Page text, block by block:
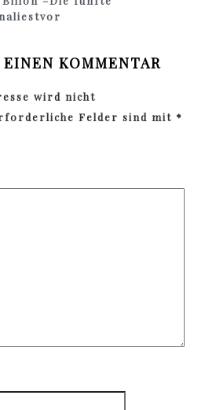
EINEN KOMMENTAR
wird nicht
Felder sind mit *